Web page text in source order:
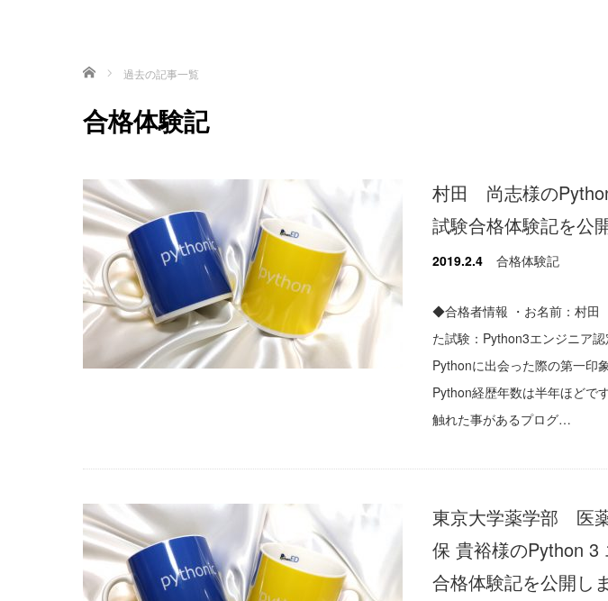
ホーム 過去の記事一覧
合格体験記
村田 尚志様の
試験合格体験記を公
2019.2.4 合格体験記
◆合格者情報 ・お名前：村
た試験：Python3エンジニア
Pythonに出会った際の第一印
Python経歴年数は半年ほどで
触れた事があるプログ…
東京大学薬学部 医
保 貴裕様のPython 3
合格体験記を公開し